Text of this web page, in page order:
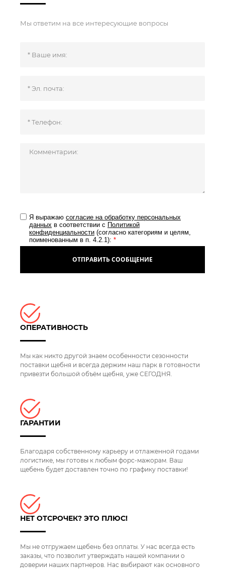
Мы ответим на все интересующие вопросы
Я выражаю согласие на обработку персональных
данных в соответствии с Политикой
конфиденциальности (согласно категориям и целям,
поименованным в п. 4.2.1): *
ОТПРАВИТЬ СООБЩЕНИЕ
ОПЕРАТИВНОСТЬ
Мы как никто другой знаем особенности сезонности
поставки щебня и всегда держим наш парк в готовности
привезти большой объём щебня, уже СЕГОДНЯ.
ГАРАНТИИ
Благодаря собственному карьеру и отлаженной годами
логистике, мы готовы к любым форс-мажорам. Ваш
щебень будет доставлен точно по графику поставки!
НЕТ ОТСРОЧЕК? ЭТО ПЛЮС!
Мы не отгружаем щебень без оплаты. У нас всегда есть
заказы, что позволит утверждать нашей компании о
доверии наших партнеров. Нас выбирают как основного